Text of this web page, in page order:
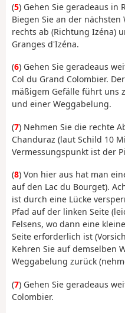
(5) Gehen Sie geradeaus in
Biegen Sie an der
rechts ab (Richtung Izéna)
Granges d'Izéna.
(6) Gehen Sie geradeaus
Col du Grand Colombier.
mäßigem Gefälle führt uns
und einer Weggabelung.
(7) Nehmen Sie die rechte
Chanduraz (laut Schild 10
Vermessungspunkt ist der
(8) Von hier aus hat man
auf den Lac du Bourget).
ist durch eine Lücke
Pfad auf der linken Seite
Felsens, wo dann eine
Seite erforderlich ist
Kehren Sie auf demselben
Weggabelung zurück
(7) Gehen Sie geradeaus
Colombier.